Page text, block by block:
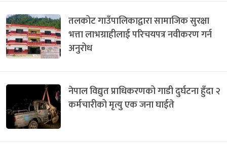
तलकोट गाउँपालिकाद्वारा सामाजिक सुरक्षा
भत्ता लाभग्राहीलाई परिचयपत्र नवीकरण गर्न
अनुरोध
नेपाल विद्युत प्राधिकरणको गाडी दुर्घटना हुँदा २
कर्मचारीको मृत्यु एक जना घाईते